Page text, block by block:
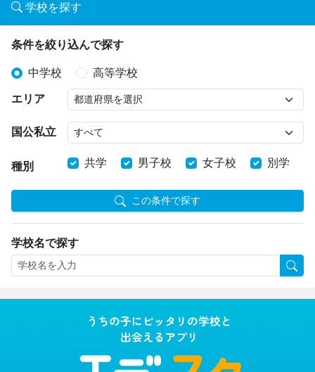
学校を探す
条件を絞り込んで探す
中学校 高等学校
エリア
国公私立
種別 共学 男子校 女子校 別学
この条件で探す
学校名で探す